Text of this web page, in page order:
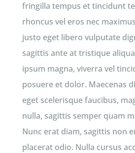
fringilla tempus et tincidunt
rhoncus vel eros nec
justo eget libero vulputate
sagittis ante at tristique
ipsum magna, viverra vel
posuere et dolor. Maecenas
eget scelerisque faucibus,
nulla, sagittis semper quam
Nunc erat diam, sagittis non
placerat odio. Nulla cursus